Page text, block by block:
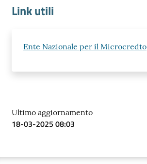
Link utili
Ente Nazionale per il Microcredto
Ultimo aggiornamento
18-03-2025 08:03